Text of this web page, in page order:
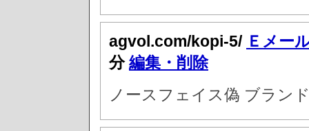
agvol.com/kopi-5/ Ｅメー
分編集・削除
ノースフェイス偽 ブラン